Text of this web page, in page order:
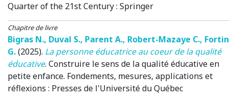
Quarter of the 21st Century: Springer
Chapitre de livre
Bigras N., Duval S., Parent A., Robert-Mazaye C., Fortin
G.(2025). La personne éducatrice au coeur de la qualité
éducative. Construire le sens de la qualité éducative en
petite enfance. Fondements, mesures, applications et
réflexions : Presses de l'Université du Québec